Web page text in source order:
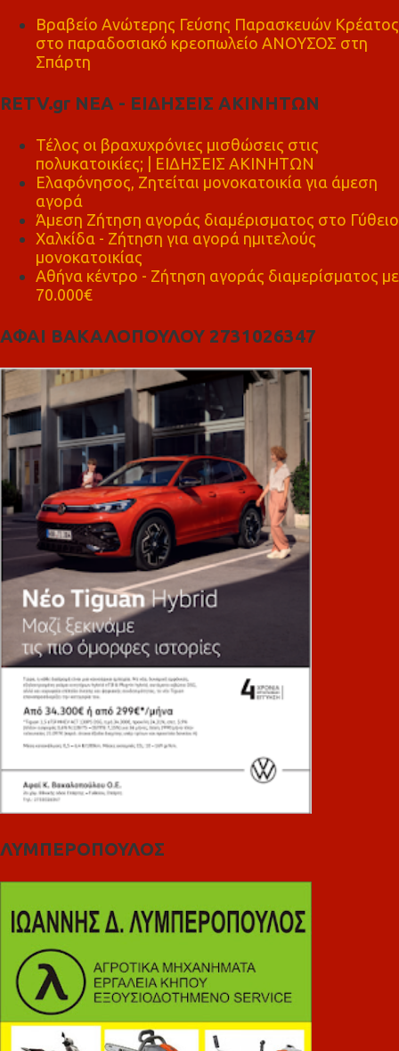
Βραβείο Ανώτερης Γεύσης Παρασκευών Κρέατος
στο παραδοσιακό κρεοπωλείο ΑΝΟΥΣΟΣ στη
Σπάρτη
RETV.gr ΝΕΑ - ΕΙΔΗΣΕΙΣ ΑΚΙΝΗΤΩΝ
Τέλος οι βραχυχρόνιες μισθώσεις στις
πολυκατοικίες; | ΕΙΔΗΣΕΙΣ ΑΚΙΝΗΤΩΝ
Ελαφόνησος, Ζητείται μονοκατοικία για άμεση
αγορά
Άμεση Ζήτηση αγοράς διαμέρισματος στο Γύθειο
Χαλκίδα - Ζήτηση για αγορά ημιτελούς
μονοκατοικίας
Αθήνα κέντρο - Ζήτηση αγοράς διαμερίσματος με
70.000€
ΑΦΑΙ ΒΑΚΑΛΟΠΟΥΛΟΥ 2731026347
ΛΥΜΠΕΡΟΠΟΥΛΟΣ